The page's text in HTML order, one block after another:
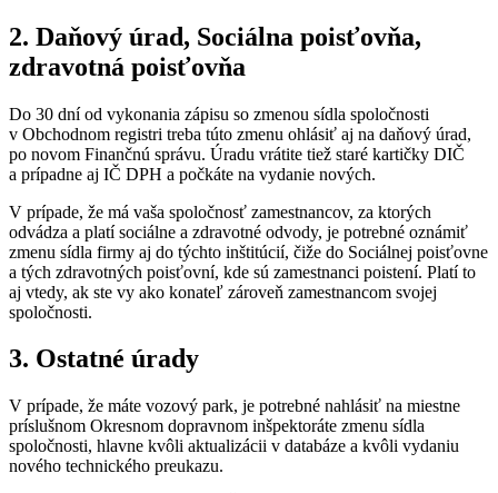
2. Daňový úrad, Sociálna poisťovňa,
zdravotná poisťovňa
Do 30 dní od vykonania zápisu so zmenou sídla spoločnosti
v Obchodnom registri treba túto zmenu ohlásiť aj na daňový úrad,
po novom Finančnú správu. Úradu vrátite tiež staré kartičky DIČ
a prípadne aj IČ DPH a počkáte na vydanie nových.
V prípade, že má vaša spoločnosť zamestnancov, za ktorých
odvádza a platí sociálne a zdravotné odvody, je potrebné oznámiť
zmenu sídla firmy aj do týchto inštitúcií, čiže do Sociálnej poisťovne
a tých zdravotných poisťovní, kde sú zamestnanci poistení. Platí to
aj vtedy, ak ste vy ako konateľ zároveň zamestnancom svojej
spoločnosti.
3. Ostatné úrady
V prípade, že máte vozový park, je potrebné nahlásiť na miestne
príslušnom Okresnom dopravnom inšpektoráte zmenu sídla
spoločnosti, hlavne kvôli aktualizácii v databáze a kvôli vydaniu
nového technického preukazu.